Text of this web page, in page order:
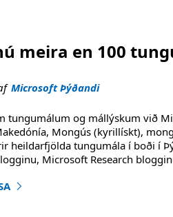
meira en 100
Microsoft Þýðandi
og mállýskum við
Mongús (kyrillískt),
heildarfjölda tungumála í boði í
Microsoft Research
100 tungumál"